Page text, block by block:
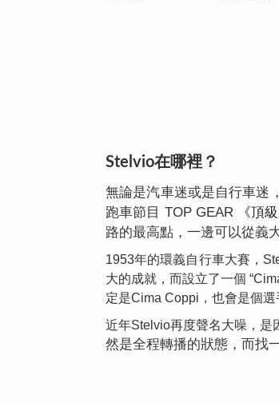
Stelvio在哪裡？
無論是汽車迷或是自行車迷
跑車節目 TOP GEAR
《頂
路的最高點，一邊可以從義
1953年的環義自行車大賽，
大的成就，而設立了一個
定是Cima Coppi，也會是個選
近年Stelvio再度聲名大噪，是
然是全程轉播的狀態，而找